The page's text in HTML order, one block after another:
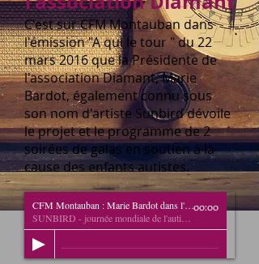
C'est sur CFM Montauban dans
l'émission "A qui le tour " du 22
mars 2016 que la Présidente de
l'association Diamant, Marie
Bardot, également connu sous
son nom d'artiste Sunbird dévoile
le projet et le programme de 2
soirées de galas en soutien à la
cause des enfants autistes.
CFM Montauban : Marie Bardot dans l'émission "A qui le tour ?"00:00